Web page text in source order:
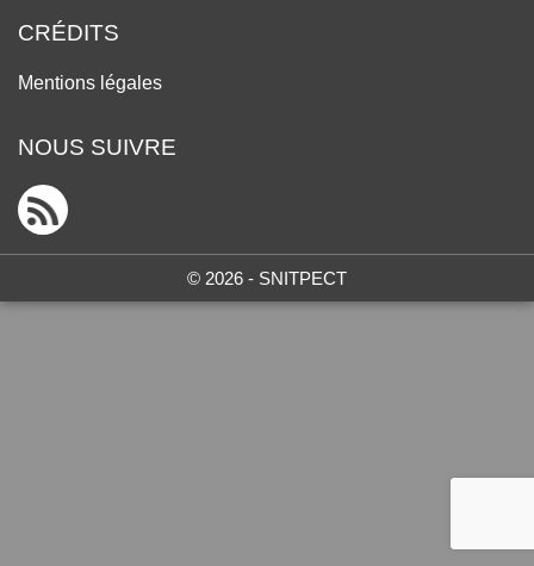
CRÉDITS
Mentions légales
NOUS SUIVRE
© 2026 - SNITPECT